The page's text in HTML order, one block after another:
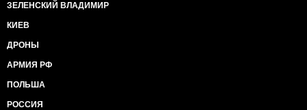
ЗЕЛЕНСКИЙ ВЛАДИМИР
КИЕВ
ДРОНЫ
АРМИЯ РФ
ПОЛЬША
РОССИЯ